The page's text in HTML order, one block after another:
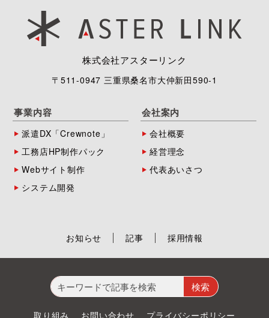
株式会社アスターリンク
〒511-0947 三重県桑名市大仲新田590-1
事業内容
派遣DX「Crewnote」
工務店HP制作パック
Webサイト制作
システム開発
会社案内
会社概要
経営理念
代表あいさつ
お知らせ 記事 採用情報
検
索:
取り組み お問い合わせ プライバシーポリシー